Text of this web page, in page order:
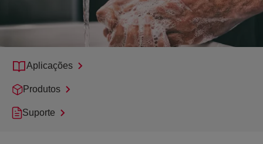
Aplicações
Produtos
Suporte